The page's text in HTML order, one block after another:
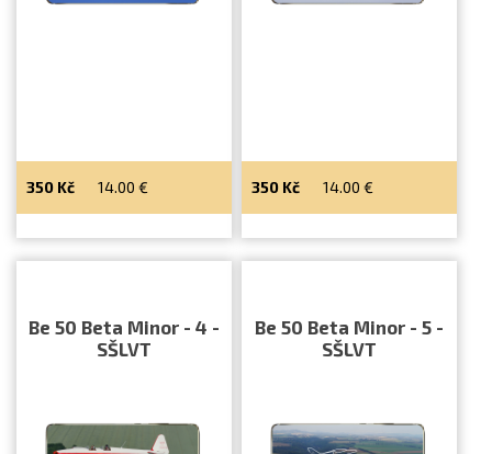
350 Kč 14.00 € 350 Kč 14.00 €
Be 50 Beta Minor - 4 -
SŠLVT
Be 50 Beta Minor - 5 -
SŠLVT